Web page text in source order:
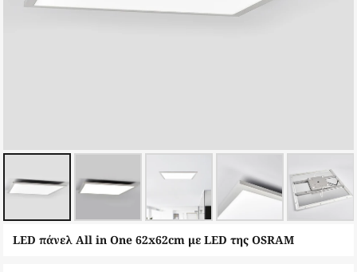
Μετάβαση
LED πάνελ All in One 62x62cm με LED της OSRAM